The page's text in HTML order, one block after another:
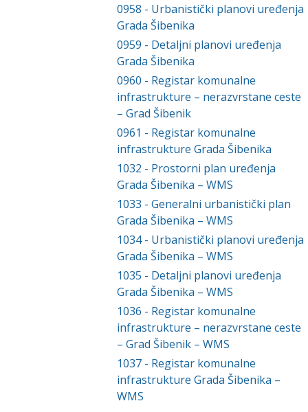
0958 - Urbanistički planovi uređenja
Grada Šibenika
0959 - Detaljni planovi uređenja
Grada Šibenika
0960 - Registar komunalne
infrastrukture – nerazvrstane ceste
– Grad Šibenik
0961 - Registar komunalne
infrastrukture Grada Šibenika
1032 - Prostorni plan uređenja
Grada Šibenika – WMS
1033 -Generalni urbanistički plan
Grada Šibenika – WMS
1034- Urbanistički planovi uređenja
Grada Šibenika – WMS
1035 - Detaljni planovi uređenja
Grada Šibenika – WMS
1036 - Registar komunalne
infrastrukture – nerazvrstane ceste
– Grad Šibenik – WMS
1037 - Registar komunalne
infrastrukture Grada Šibenika –
WMS